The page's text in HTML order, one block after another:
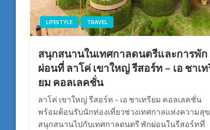
LIFESTYLE TRAVEL
สนุกสนานในเทศกาลดนตรีและการพัก
ผ่อนที่ ลาโค่ เขาใหญ่ รีสอร์ท – เอ ชาเท
ยม คอลเลคชั่น
ลาโค่ เขาใหญ่ รีสอร์ท – เอ ชาเทรียม คอลเลคชั่น
พร้อมต้อนรับนักท่องเที่ยวช่วงเทศกาลแห่งความสุข
สนุกสนานไปกับเทศกาลดนตรี พักผ่อนในรีสอร์ทที่